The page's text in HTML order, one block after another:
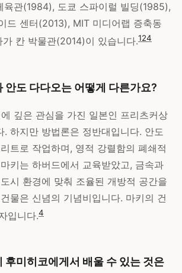
육관(1984), 도쿄 스파이럴 빌딩(1985),
드 센터(2013), MIT 미디어랩 증축동
칸 박물관(2014)이 있습니다.124
안도 다다오는 어떻게 다른가요?
깊은 관심을 가진 일본인 프리츠커상
. 하지만 방법론은 정반대입니다. 안도
트로 작업하며, 영적 강렬함의 폐쇄적
키는 하버드에서 교육받았고, 금속과
시 환경에 맞춰 조율된 개방적 공간을
물은 신념의 기념비입니다. 마키의 건
입니다.4
후미히코에게서 배울 수 있는 것은